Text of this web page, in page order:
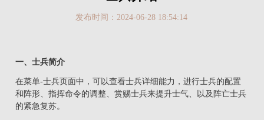
发布时间：2024-06-28 18:54:14
一、士兵简介
在菜单-士兵页面中，可以查看士兵详细能力，进行士兵的配置
和阵形、指挥命令的调整、赏赐士兵来提升士气、以及阵亡士兵
的紧急复苏。